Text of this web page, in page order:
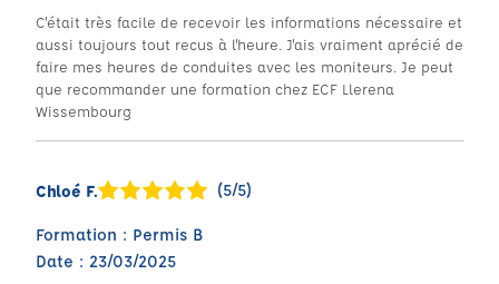
C'était très facile de recevoir les informations nécessaire et
aussi toujours tout recus à l'heure. J'ais vraiment aprécié de
faire mes heures de conduites avec les moniteurs. Je peut
que recommander une formation chez ECF Llerena
Wissembourg
Chloé F. (5/5)
Formation : Permis B
Date : 23/03/2025